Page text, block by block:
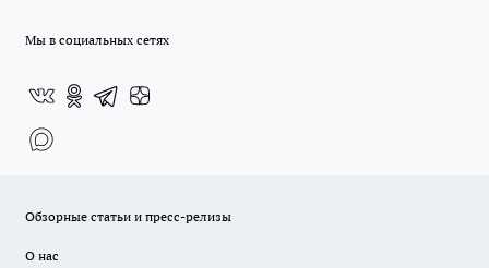
Мы в социальных сетях
Обзорные статьи и пресс-релизы
О нас